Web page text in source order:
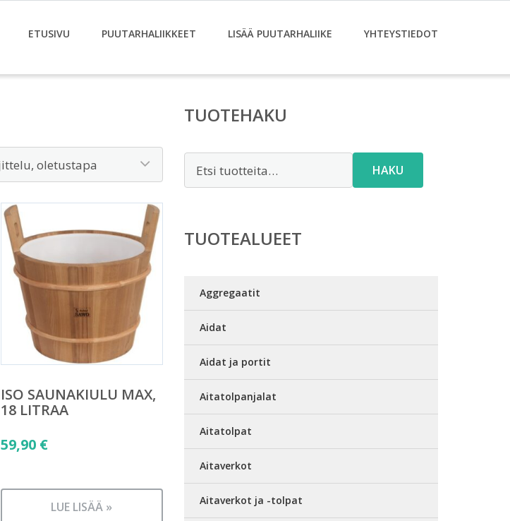
ETUSIVU PUUTARHALIIKKEET LISÄÄ PUUTARHALIIKE YHTEYSTIEDOT
ISO SAUNAKIULU MAX,
18 LITRAA
59,90 €
LUE LISÄÄ »
TUOTEHAKU
HAKU
TUOTEALUEET
Aggregaatit
Aidat
Aidat ja portit
Aitatolpanjalat
Aitatolpat
Aitaverkot
Aitaverkot ja -tolpat